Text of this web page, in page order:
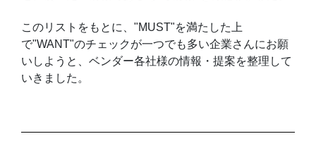
このリストをもとに、"MUST"を満たした上
で"WANT"のチェックが一つでも多い企業さんにお願
いしようと、ベンダー各社様の情報・提案を整理して
いきました。